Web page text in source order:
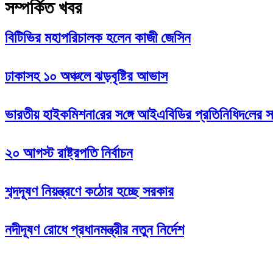
সম্পর্কিত খবর
বিটিভির মহাপরিচালক হলেন কাজী জেসিন
ঢাকাসহ ১০ অঞ্চলে ঝড়বৃষ্টির আভাস
ভারতীয় হাইক‌মিশনা‌রের স‌ঙ্গে আইএবিডির প্রতি‌নি‌ধিদ‌লের
২০ আগস্ট রাষ্ট্রপতি নির্বাচন
শব্দদূষণ নিয়ন্ত্রণে কঠোর হচ্ছে সরকার
নদীদূষণ রোধে প্রধানমন্ত্রীর নতুন নির্দেশ